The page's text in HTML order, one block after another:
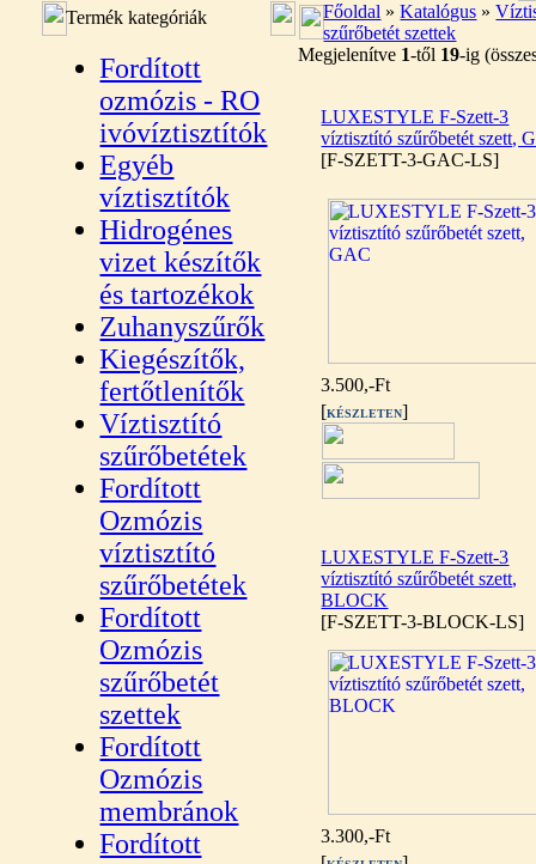
Termék kategóriák
Fordított
ozmózis - RO
ivóvíztisztítók
Egyéb
víztisztítók
Hidrogénes
vizet készítők
és tartozékok
Zuhanyszűrők
Kiegészítők,
fertőtlenítők
Víztisztító
szűrőbetétek
Fordított
Ozmózis
víztisztító
szűrőbetétek
Fordított
Ozmózis
szűrőbetét
szettek
Fordított
Ozmózis
membránok
Fordított
Főoldal »Katalógus »
szűrőbetét szettek
Megjelenítve 1-től 19-ig
LUXESTYLE F-Szett-3
víztisztító szűrőbetét szett,
[F-SZETT-3-GAC-LS]
3.500,-Ft
[KÉSZLETEN]
LUXESTYLE F-Szett-3
víztisztító szűrőbetét szett,
BLOCK
[F-SZETT-3-BLOCK-LS]
3.300,-Ft